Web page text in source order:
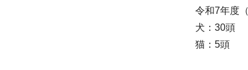
令和7年度
犬：30頭
猫：5頭